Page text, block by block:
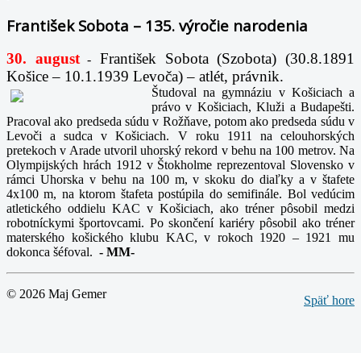
František Sobota – 135. výročie narodenia
30. august-
František Sobota (Szobota) (30.8.1891
Košice – 10.1.1939 Levoča) – atlét, právnik.
Študoval na gymnáziu v Košiciach a
právo v Košiciach, Kluži a Budapešti.
Pracoval ako predseda súdu v Rožňave, potom ako predseda súdu v
Levoči a sudca v Košiciach. V roku 1911 na celouhorských
pretekoch v Arade utvoril uhorský rekord v behu na 100 metrov. Na
Olympijských hrách 1912 v Štokholme reprezentoval Slovensko v
rámci Uhorska v behu na 100 m, v skoku do diaľky a v štafete
4x100 m, na ktorom štafeta postúpila do semifinále. Bol vedúcim
atletického oddielu KAC v Košiciach, ako tréner pôsobil medzi
robotníckymi športovcami. Po skončení kariéry pôsobil ako tréner
materského košického klubu KAC, v rokoch 1920 – 1921 mu
dokonca šéfoval. - MM-
Späť hore
© 2026 Maj Gemer